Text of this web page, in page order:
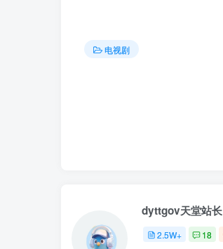
电视剧
dyttgov天堂站长
2.5W+ 18